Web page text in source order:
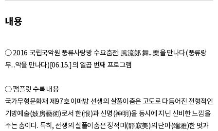
내용
○ 2016 국립국악원 풍류사랑방 수요춤전: 風流郞 舞...樂을 만나다(풍류랑
무...악을 만나다)[06.15.]의 일곱 번째 프로그램
○ 팸플릿 수록 내용
국가무형문화재 제97호 이매방 선생의 살풀이춤은 고도로 다듬어진 전형적인
기방예술(妓房藝術)로서 한(恨)과 신명(神明)을 동시에 지닌 신비한 느낌을
주는 춤이다. 특히, 선생의 살풀이춤은 정적미(靜寂美)의 단아(端雅)한 멋과